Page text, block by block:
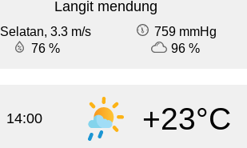
Langit mendung
Selatan, 3.3 m/s
759 mmHg
76 %
96 %
14:00 +23°C